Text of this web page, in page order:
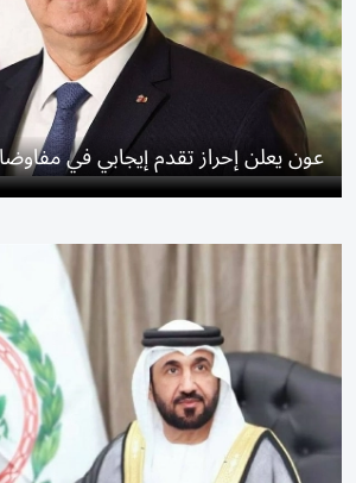
عون يعلن إحراز تقدم إيجابي في